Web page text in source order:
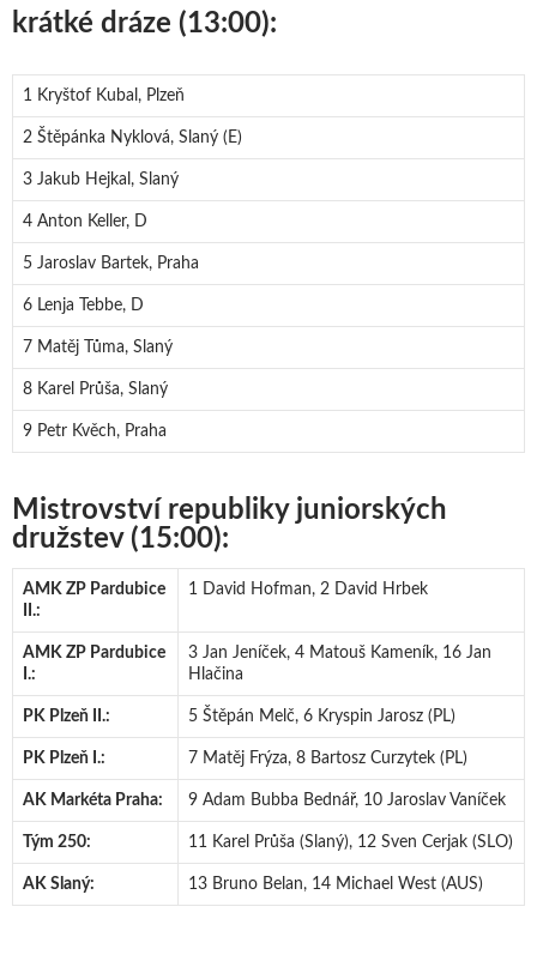
krátké dráze (13:00):
1 Kryštof Kubal, Plzeň
2 Štěpánka Nyklová, Slaný (E)
3 Jakub Hejkal, Slaný
4 Anton Keller, D
5 Jaroslav Bartek, Praha
6 Lenja Tebbe, D
7 Matěj Tůma, Slaný
8 Karel Průša, Slaný
9 Petr Kvěch, Praha
Mistrovství republiky juniorských
družstev (15:00):
AMK ZP Pardubice
II.:
1 David Hofman, 2 David Hrbek
AMK ZP Pardubice
I.:
3 Jan Jeníček, 4 Matouš Kameník, 16 Jan
Hlačina
PK Plzeň II.: 5 Štěpán Melč, 6 Kryspin Jarosz (PL)
PK Plzeň I.: 7 Matěj Frýza, 8 Bartosz Curzytek (PL)
AK Markéta Praha: 9 Adam Bubba Bednář, 10 Jaroslav Vaníček
Tým 250: 11 Karel Průša (Slaný), 12 Sven Cerjak (SLO)
AK Slaný: 13 Bruno Belan, 14 Michael West (AUS)